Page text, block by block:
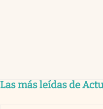
Las más leídas de